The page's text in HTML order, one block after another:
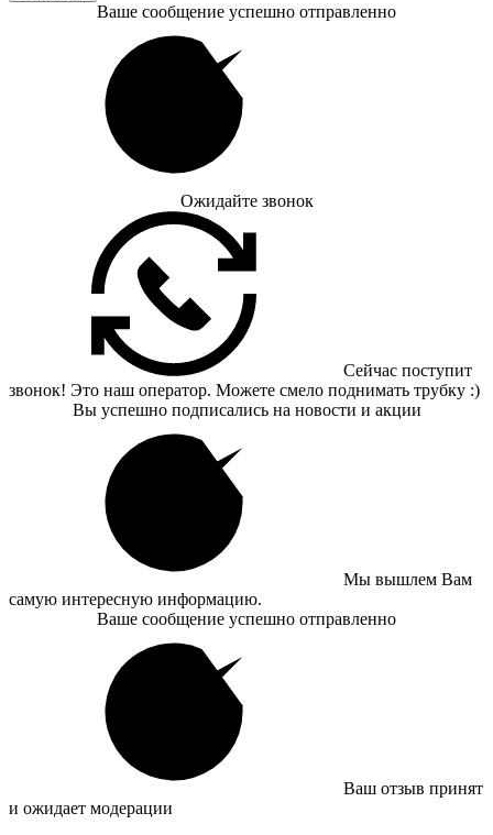
Ваше сообщение успешно отправленно
Ожидайте звонок
Сейчас поступит
звонок! Это наш оператор. Можете смело поднимать трубку :)
Вы успешно подписались на новости и акции
Мы вышлем Вам
самую интересную информацию.
Ваше сообщение успешно отправленно
Ваш отзыв принят
и ожидает модерации